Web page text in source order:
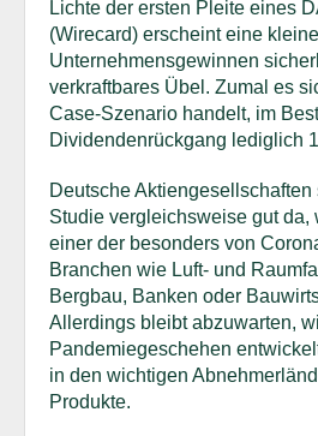
Lichte der ersten Pleite eines
(Wirecard) erscheint eine
Unternehmensgewinnen
verkraftbares Übel. Zumal es
Case-Szenario handelt, im
Dividendenrückgang lediglich
Deutsche
Studie vergleichsweise gut da,
einer der besonders von
Branchen wie Luft- und
Bergbau, Banken oder
Allerdings bleibt abzuwarten,
Pandemiegeschehen
in den wichtigen
Produkte.